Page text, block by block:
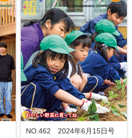
NO.462 2024年6月15日号